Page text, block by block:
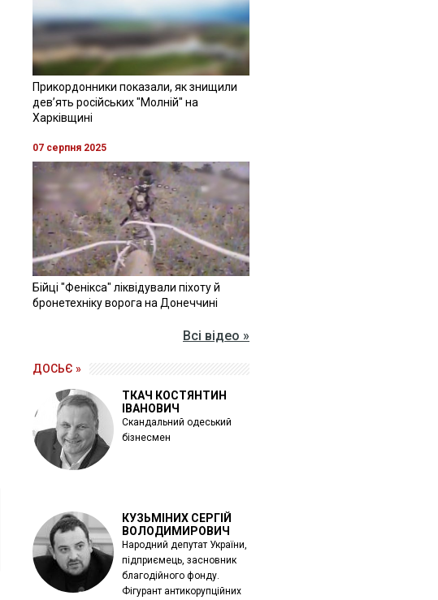
Прикордонники показали, як знищили
девʼять російських "Молній" на
Харківщині
07 серпня 2025
Бійці "Фенікса" ліквідували піхоту й
бронетехніку ворога на Донеччині
Всі відео »
ДОСЬЄ »
ТКАЧ КОСТЯНТИН
ІВАНОВИЧ
Скандальний одеський
бізнесмен
КУЗЬМІНИХ СЕРГІЙ
ВОЛОДИМИРОВИЧ
Народний депутат України,
підприємець, засновник
благодійного фонду.
Фігурант антикорупційних